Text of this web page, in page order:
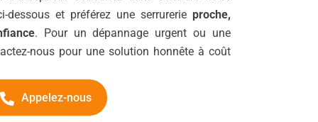
dessous et préférez une serrurerie proche,
. Pour un dépannage urgent ou une
nous pour une solution honnête à coût
Appelez-nous